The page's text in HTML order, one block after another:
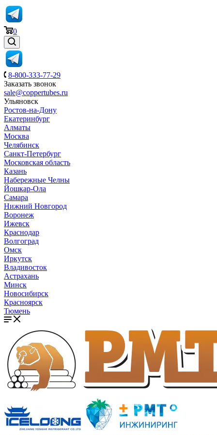
0
8-800-333-77-29
Заказать звонок
sale@coppertubes.ru
Ульяновск
Ростов-на-Дону
Екатеринбург
Алматы
Москва
Челябинск
Санкт-Петербург
Московская область
Казань
Набережные Челны
Йошкар-Ола
Самара
Нижний Новгород
Воронеж
Ижевск
Краснодар
Волгоград
Омск
Иркутск
Владивосток
Астрахань
Минск
Новосибирск
Красноярск
Тюмень